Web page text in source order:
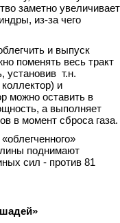
заметно увеличивает
из-за чего
и выпуск
поменять весь тракт
установив т.н.
и
можно оставить в
а выполняет
в момент сброса газа.
поднимают
сил - против 81